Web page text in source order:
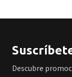
Descubre